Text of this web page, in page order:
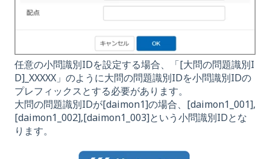
任意の小問識別IDを設定する場合、「[大問の問題識別I
D]_XXXXX」のように大問の問題識別IDを小問識別IDの
プレフィックスとする必要があります。
大問の問題識別IDが[daimon1]の場合、[daimon1_001],
[daimon1_002],[daimon1_003]という小問識別IDとな
ります。